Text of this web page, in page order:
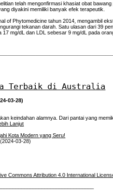
telah mengonfirmasi khasiat obat
diyakini memiliki banyak efek terapeutik.
of Phytomedicine tahun 2014, mengambil
tekanan darah. Satu ulasan dari 39
mg/dL dan LDL sebesar 9 mg/dL pada
Terbaik di Australia
03-28)
keindahan alamnya. Dari pantai yang
Lanjut
Kota Modern yang Seru!
(2024-03-28)
Commons Attribution 4.0 International